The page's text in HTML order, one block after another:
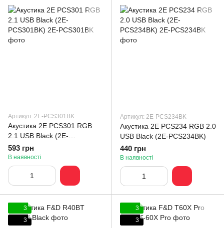
Артикул: 2E-PCS301BK
Акустика 2E PCS301 RGB
2.1 USB Black (2E-
PCS301BK)
593 грн
В наявності
Артикул: 2E-PCS234BK
Акустика 2E PCS234 RGB 2.0
USB Black (2E-PCS234BK)
440 грн
В наявності
3
3
3
3